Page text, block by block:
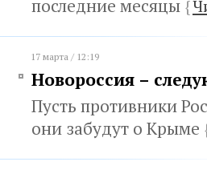
последние месяцы {
17 марта / 12:19
Новороссия –
Пусть противники
они забудут о Крыме